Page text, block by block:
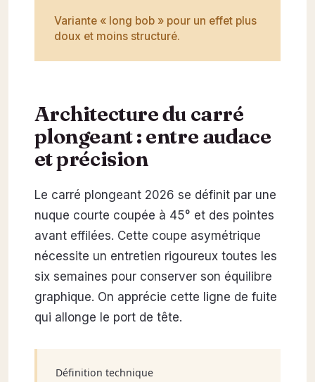
Variante « long bob » pour un effet plus
doux et moins structuré.
Architecture du carré
plongeant : entre audace
et précision
Le carré plongeant 2026 se définit par une
nuque courte coupée à 45° et des pointes
avant effilées. Cette coupe asymétrique
nécessite un entretien rigoureux toutes les
six semaines pour conserver son équilibre
graphique. On apprécie cette ligne de fuite
qui allonge le port de tête.
Définition technique